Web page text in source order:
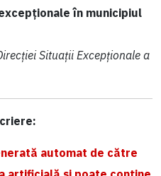
în municipiul
Situații Excepționale a
automat de către